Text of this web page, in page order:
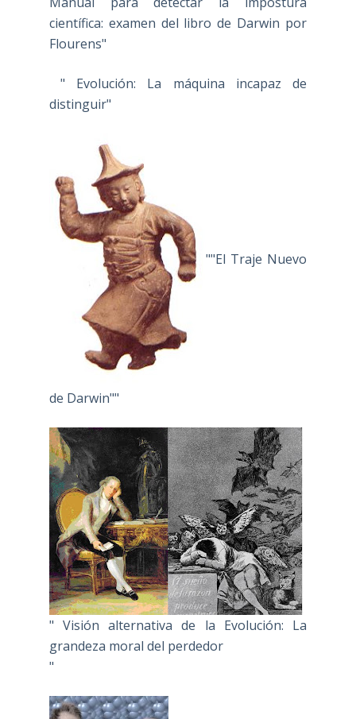
científica: examen del libro de Darwin por
Flourens"
" Evolución: La máquina incapaz de
distinguir"
""El Traje Nuevo
de Darwin""
" Visión alternativa de la Evolución: La
grandeza moral del perdedor
"